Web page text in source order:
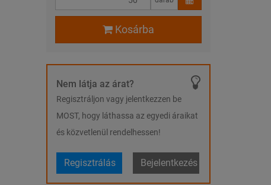
Kosárba
Nem látja az árat?
Regisztráljon vagy jelentkezzen be
MOST, hogy láthassa az egyedi áraikat
és közvetlenül rendelhessen!
Regisztrálás Bejelentkezés